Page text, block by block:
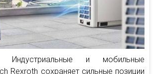
Индустриальные и мобильные
Rexroth сохраняет сильные позиции